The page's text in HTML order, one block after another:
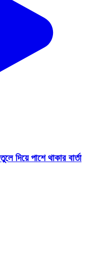
দিয়ে পাশে থাকার বার্তা